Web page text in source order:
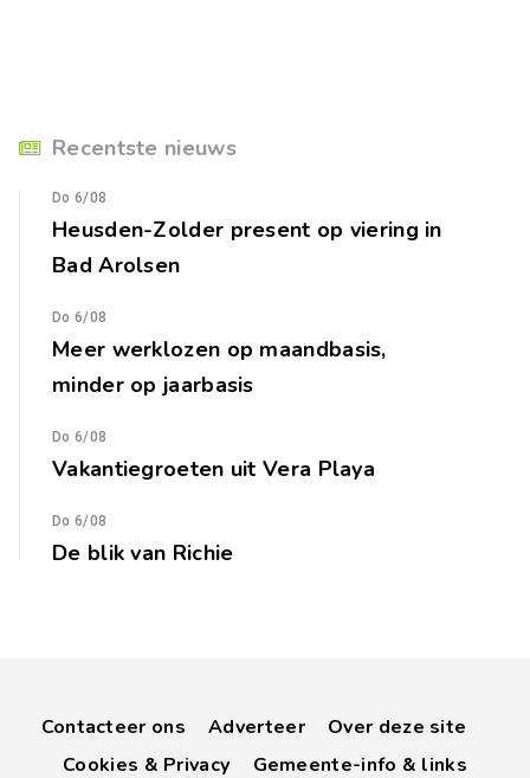
Recentste nieuws
Do 6/08
Heusden-Zolder present op viering in
Bad Arolsen
Do 6/08
Meer werklozen op maandbasis,
minder op jaarbasis
Do 6/08
Vakantiegroeten uit Vera Playa
Do 6/08
De blik van Richie
Contacteer ons Adverteer
Over deze site
Cookies & Privacy
Gemeente-info & links